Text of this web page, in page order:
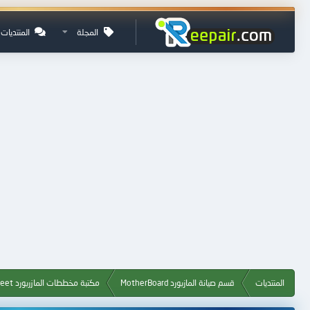
المجلة المنتديات
المنتديات قسم صيانة المازبورد MotherBoard مكتبة مخططات المازربورد Datasheet